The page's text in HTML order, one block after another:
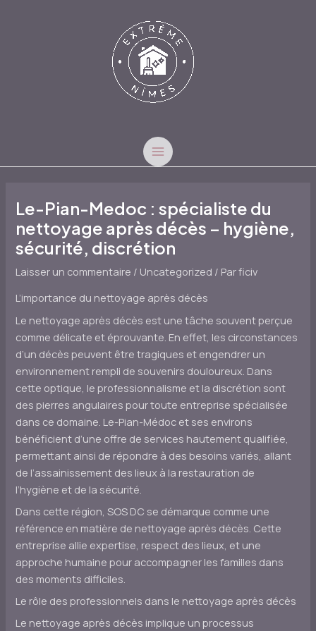
MAIN
Le-Pian-Medoc : spécialiste du
nettoyage après décès – hygiène,
sécurité, discrétion
Laisser un commentaire / Uncategorized / Parficiv
L’importance du nettoyage après décès
Le nettoyage après décès est une tâche souvent perçue
comme délicate et éprouvante. En effet, les circonstances
d’un décès peuvent être tragiques et engendrer un
environnement rempli de souvenirs douloureux. Dans
cette optique, le professionnalisme et la discrétion sont
des pierres angulaires pour toute entreprise spécialisée
dans ce domaine. Le-Pian-Médoc et ses environs
bénéficient d’une offre de services hautement qualifiée,
permettant ainsi de répondre à des besoins variés, allant
de l’assainissement des lieux à la restauration de
l’hygiène et de la sécurité.
Dans cette région, SOS DC se démarque comme une
référence en matière de nettoyage après décès. Cette
entreprise allie expertise, respect des lieux, et une
approche humaine pour accompagner les familles dans
des moments difficiles.
Le rôle des professionnels dans le nettoyage après décès
Le nettoyage après décès implique un processus